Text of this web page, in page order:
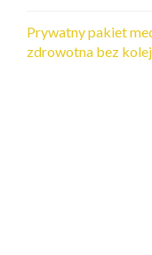
Prywatny pakiet
zdrowotna bez